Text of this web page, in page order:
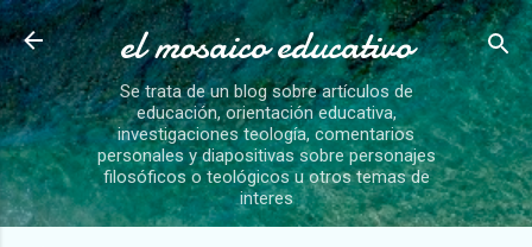
Ir al contenido principal
el mosaico educativo
Se trata de un blog sobre artículos de
educación, orientación educativa,
investigaciones teología, comentarios
personales y diapositivas sobre personajes
filosóficos o teológicos u otros temas de
interes